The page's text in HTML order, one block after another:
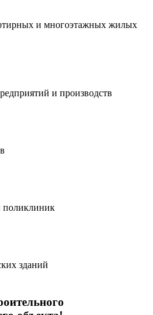
и многоэтажных жилых
и производств
поликлиник
зданий